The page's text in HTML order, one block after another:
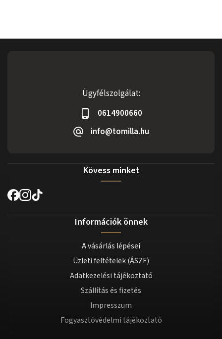
Ügyfélszolgálat:
0614900660
info@tomilla.hu
Kövess minket
Információk önnek
A vásárlás lépései
Üzleti feltételek (ÁSZF)
Adatkezelési tájékoztató
Szállítás és fizetés
Impresszum
Fogyasztóvédelmi tájékoztató